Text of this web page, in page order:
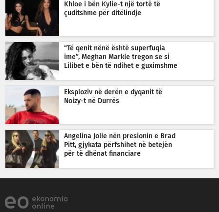
Khloe i bën Kylie-t një tortë të
çuditshme për ditëlindje
“Të qenit nënë është superfuqia
ime”, Meghan Markle tregon se si
Lilibet e bën të ndihet e guximshme
Eksploziv në derën e dyqanit të
Noizy-t në Durrës
Angelina Jolie nën presionin e Brad
Pitt, gjykata përfshihet në betejën
për të dhënat financiare